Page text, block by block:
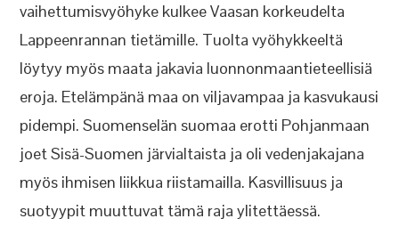
vaihettumisvyöhyke kulkee Vaasan korkeudelta
Lappeenrannan tietämille. Tuolta vyöhykkeeltä
löytyy myös maata jakavia luonnonmaantieteellisiä
eroja. Etelämpänä maa on viljavampaa ja kasvukausi
pidempi. Suomenselän suomaa erotti Pohjanmaan
joet Sisä-Suomen järvialtaista ja oli vedenjakajana
myös ihmisen liikkua riistamailla. Kasvillisuus ja
suotyypit muuttuvat tämä raja ylitettäessä.